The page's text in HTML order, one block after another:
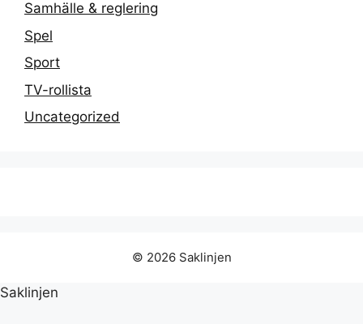
Samhälle & reglering
Spel
Sport
TV-rollista
Uncategorized
© 2026 Saklinjen
Saklinjen